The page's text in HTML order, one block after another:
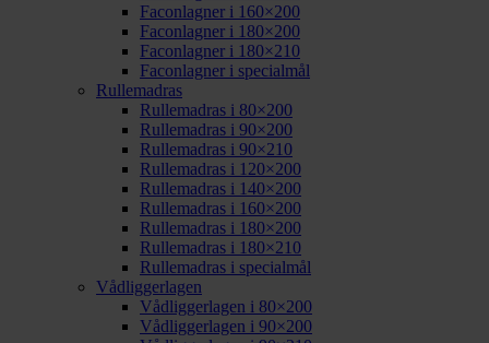
Faconlagner i 160×200
Faconlagner i 180×200
Faconlagner i 180×210
Faconlagner i specialmål
Rullemadras
Rullemadras i 80×200
Rullemadras i 90×200
Rullemadras i 90×210
Rullemadras i 120×200
Rullemadras i 140×200
Rullemadras i 160×200
Rullemadras i 180×200
Rullemadras i 180×210
Rullemadras i specialmål
Vådliggerlagen
Vådliggerlagen i 80×200
Vådliggerlagen i 90×200